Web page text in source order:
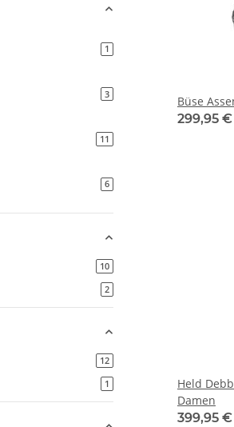
Büse
299,95 €
Held
Damen
399,95
1Artikel gefunden
3Artikel gefunden
11Artikel gefunden
6Artikel gefunden
10Artikel gefunden
2Artikel gefunden
12Artikel gefunden
1Artikel gefunden